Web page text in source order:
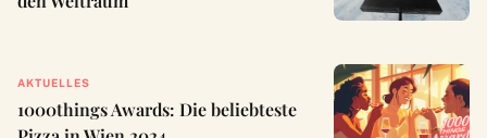
AKTUELLES
1000things Awards: Die beliebteste